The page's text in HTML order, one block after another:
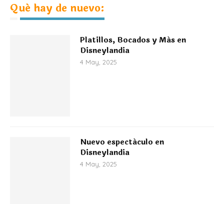
Qué hay de nuevo:
Platillos, Bocados y Más en
Disneylandia
4 May, 2025
Nuevo espectáculo en
Disneylandia
4 May, 2025